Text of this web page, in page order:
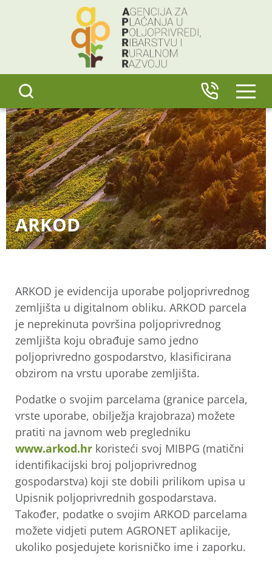
ARKOD
ARKOD je evidencija uporabe poljoprivrednog
zemljišta u digitalnom obliku. ARKOD parcela
je neprekinuta površina poljoprivrednog
zemljišta koju obrađuje samo jedno
poljoprivredno gospodarstvo, klasificirana
obzirom na vrstu uporabe zemljišta.
Podatke o svojim parcelama (granice parcela,
vrste uporabe, obilježja krajobraza) možete
pratiti na javnom web pregledniku
www.arkod.hr koristeći svoj MIBPG (matični
identifikacijski broj poljoprivrednog
gospodarstva) koji ste dobili prilikom upisa u
Upisnik poljoprivrednih gospodarstava.
Također, podatke o svojim ARKOD parcelama
možete vidjeti putem AGRONET aplikacije,
ukoliko posjedujete korisničko ime i zaporku.